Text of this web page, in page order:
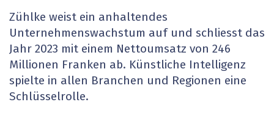
Zühlke weist ein anhaltendes
Unternehmenswachstum auf und schliesst das
Jahr 2023 mit einem Nettoumsatz von 246
Millionen Franken ab. Künstliche Intelligenz
spielte in allen Branchen und Regionen eine
Schlüsselrolle.